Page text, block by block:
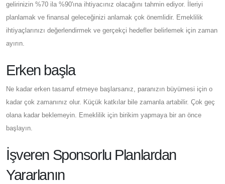
gelirinizin %70 ila %90'ına ihtiyacınız olacağını tahmin ediyor. İleriyi
planlamak ve finansal geleceğinizi anlamak çok önemlidir. Emeklilik
ihtiyaçlarınızı değerlendirmek ve gerçekçi hedefler belirlemek için zaman
ayırın.
Erken başla
Ne kadar erken tasarruf etmeye başlarsanız, paranızın büyümesi için o
kadar çok zamanınız olur. Küçük katkılar bile zamanla artabilir. Çok geç
olana kadar beklemeyin. Emeklilik için birikim yapmaya bir an önce
başlayın.
İşveren Sponsorlu Planlardan
Yararlanın